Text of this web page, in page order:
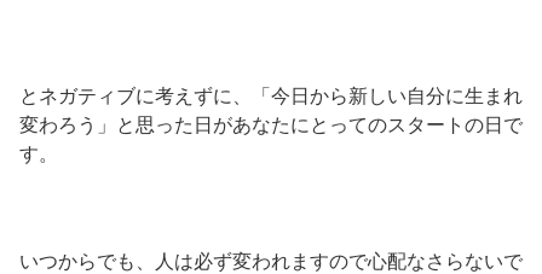
とネガティブに考えずに、「今日から新しい自分に生まれ
変わろう」と思った日があなたにとってのスタートの日で
す。
いつからでも、人は必ず変われますので心配なさらないで